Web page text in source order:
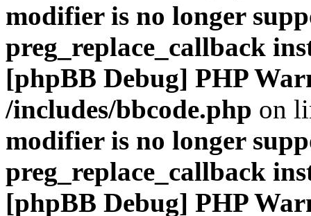
modifier is no longer
preg_replace_callback
[phpBB Debug] PHP
/includes/bbcode.php on
modifier is no longer
preg_replace_callback
[phpBB Debug] PHP